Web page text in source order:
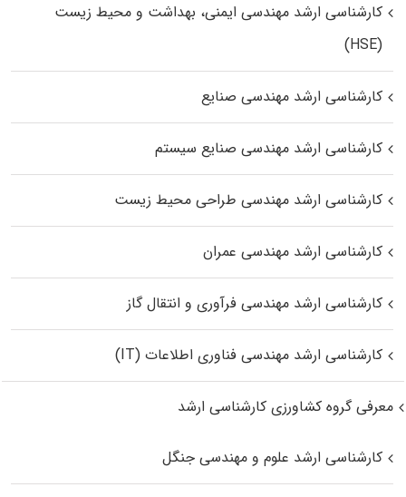
کارشناسی ارشد مهندسی ایمنی، بهداشت و محیط زیست
(HSE)
کارشناسی ارشد مهندسی صنایع
کارشناسی ارشد مهندسی صنایع سیستم
کارشناسی ارشد مهندسی طراحی محیط زیست
کارشناسی ارشد مهندسی عمران
کارشناسی ارشد مهندسی فرآوری و انتقال گاز
کارشناسی ارشد مهندسی فناوری اطلاعات (IT)
معرفی گروه کشاورزی کارشناسی ارشد
کارشناسی ارشد علوم و مهندسی جنگل